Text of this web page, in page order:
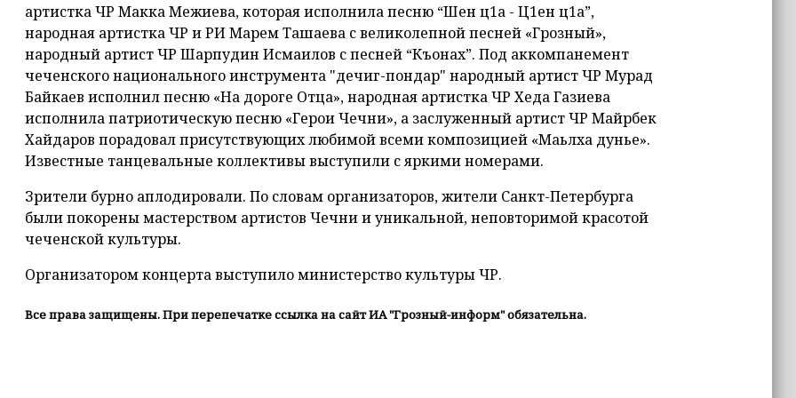
артистка ЧР Макка Межиева, которая исполнила песню “Шен ц1а - Ц1ен ц1а”,
народная артистка ЧР и РИ Марем Ташаева с великолепной песней «Грозный»,
народный артист ЧР Шарпудин Исмаилов с песней “Къонах”. Под аккомпанемент
чеченского национального инструмента "дечиг-пондар" народный артист ЧР Мурад
Байкаев исполнил песню «На дороге Отца», народная артистка ЧР Хеда Газиева
исполнила патриотическую песню «Герои Чечни», а заслуженный артист ЧР Майрбек
Хайдаров порадовал присутствующих любимой всеми композицией «Маьлха дунье».
Известные танцевальные коллективы выступили с яркими номерами.
Зрители бурно аплодировали. По словам организаторов, жители Санкт-Петербурга
были покорены мастерством артистов Чечни и уникальной, неповторимой красотой
чеченской культуры.
Организатором концерта выступило министерство культуры ЧР.
Все права защищены. При перепечатке ссылка на сайт ИА "Грозный-информ" обязательна.